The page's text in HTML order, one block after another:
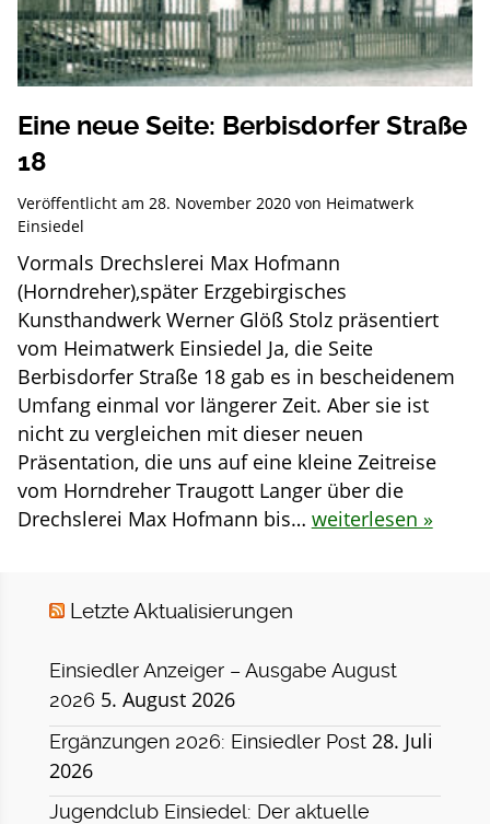
Eine neue Seite: Berbisdorfer Straße
18
Veröffentlicht am 28. November 2020von Heimatwerk
Einsiedel
Vormals Drechslerei Max Hofmann
(Horndreher),später Erzgebirgisches
Kunsthandwerk Werner Glöß Stolz präsentiert
vom Heimatwerk Einsiedel Ja, die Seite
Berbisdorfer Straße 18 gab es in bescheidenem
Umfang einmal vor längerer Zeit. Aber sie ist
nicht zu vergleichen mit dieser neuen
Präsentation, die uns auf eine kleine Zeitreise
vom Horndreher Traugott Langer über die
Drechslerei Max Hofmann bis… weiterlesen »
Letzte Aktualisierungen
Einsiedler Anzeiger – Ausgabe August
2026 5. August 2026
Ergänzungen 2026: Einsiedler Post 28. Juli
2026
Jugendclub Einsiedel: Der aktuelle